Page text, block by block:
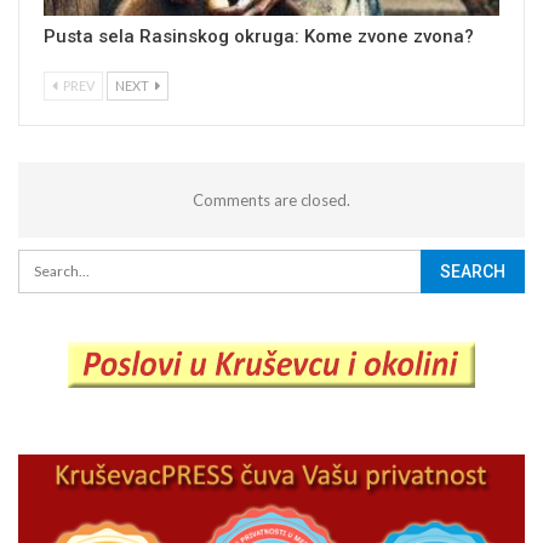
Pusta sela Rasinskog okruga: Kome zvone zvona?
PREV NEXT
Comments are closed.